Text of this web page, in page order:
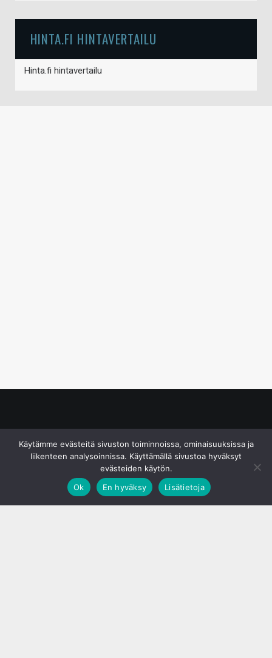
HINTA.FI HINTAVERTAILU
Hinta.fi hintavertailu
Käytämme evästeitä sivuston toiminnoissa, ominaisuuksissa ja
liikenteen analysoinnissa. Käyttämällä sivustoa hyväksyt
evästeiden käytön.
Ok
En hyväksy Lisätietoja